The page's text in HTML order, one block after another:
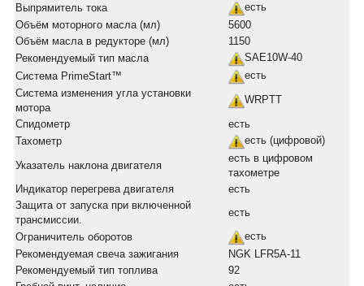
Выпрямитель тока
есть
Объём моторного масла (мл)
5600
Объём масла в редукторе (мл)
1150
Рекомендуемый тип масла
SAE10W-40
Система PrimeStart™
есть
Система изменения угла установки
мотора
WRPTT
Спидометр
есть
Тахометр
есть (цифровой)
Указатель наклона двигателя
есть в цифровом
тахометре
Индикатор перегрева двигателя
есть
Защита от запуска при включенной
трансмиссии.
есть
Ограничитель оборотов
есть
Рекомендуемая свеча зажигания
NGK LFR5A-11
Рекомендуемый тип топлива
92